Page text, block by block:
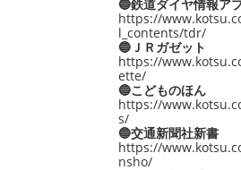
🔵鉄道ダイヤ情報ア
https://
l_contents/tdr/
🔵ＪＲガゼット
https://
ette/
🔵こどものほん
https://
s/
🔵交通新聞社新書
https://
nsho/